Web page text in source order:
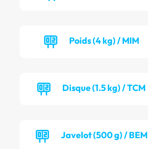
Poids (4 kg) / MIM
Disque (1.5 kg) / TCM
Javelot (500 g) / BEM